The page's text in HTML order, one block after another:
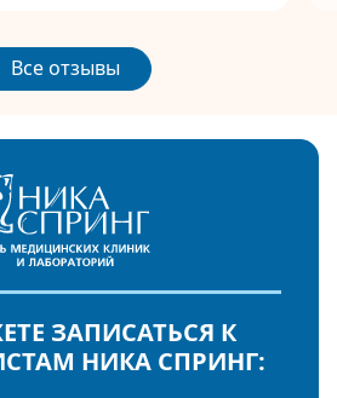
Все отзывы
ЗАПИСАТЬСЯ К
НИКА СПРИНГ: